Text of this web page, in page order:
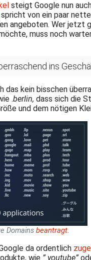
steigt Google nun
spricht von ein paar
angeboten. Wer jetzt
muss noch
ins
das kein bisschen
.berlin, dass sich die
und dem nötigen
Domains beantragt.
da ordentlich
wie ”.youtube”